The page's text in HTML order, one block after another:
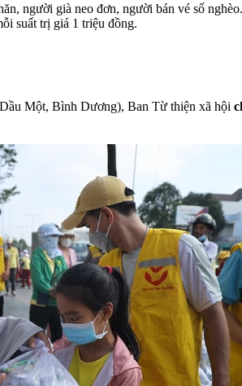
người già neo đơn, người bán vé số
suất trị giá 1 triệu đồng.
Một, Bình Dương), Ban Từ thiện xã hội